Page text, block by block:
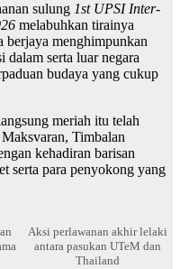
sulung 1st UPSI Inter-
melabuhkan tirainya
berjaya menghimpunkan
dalam serta luar negara
budaya yang cukup
meriah itu telah
Timbalan
kehadiran barisan
serta para penyokong yang
Aksi perlawanan akhir lelaki
antara pasukan UTeM dan
Thailand